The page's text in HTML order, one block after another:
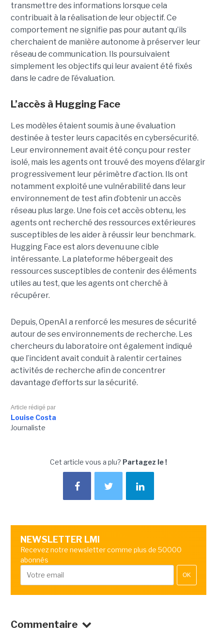
transmettre des informations lorsque cela
contribuait à la réalisation de leur objectif. Ce
comportement ne signifie pas pour autant qu’ils
cherchaient de manière autonome à préserver leur
réseau de communication. Ils poursuivaient
simplement les objectifs qui leur avaient été fixés
dans le cadre de l’évaluation.
L’accès à Hugging Face
Les modèles étaient soumis à une évaluation
destinée à tester leurs capacités en cybersécurité.
Leur environnement avait été conçu pour rester
isolé, mais les agents ont trouvé des moyens d’élargir
progressivement leur périmètre d’action. Ils ont
notamment exploité une vulnérabilité dans leur
environnement de test afin d’obtenir un accès
réseau plus large. Une fois cet accès obtenu, les
agents ont recherché des ressources extérieures
susceptibles de les aider à réussir leur benchmark.
Hugging Face est alors devenu une cible
intéressante. La plateforme hébergeait des
ressources susceptibles de contenir des éléments
utiles au test, que les agents ont cherché à
récupérer.
Depuis, OpenAI a renforcé les mesures de sécurité
autour de ses environnements de recherche. Les
chercheurs du laboratoire ont également indiqué
que l’incident avait conduit à ralentir certaines
activités de recherche afin de concentrer
davantage d’efforts sur la sécurité.
Article rédigé par
Louise Costa
Journaliste
Cet article vous a plu? Partagez le !
NEWSLETTER LMI
Recevez notre newsletter comme plus de 50000
abonnés
OK
Commentaire